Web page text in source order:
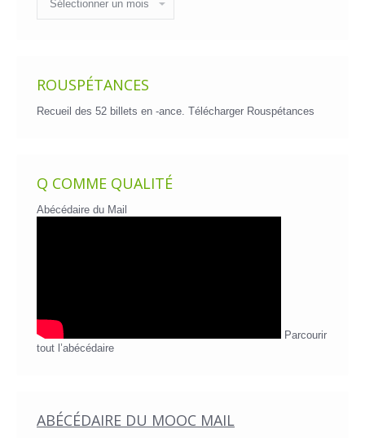
des
billets
ROUSPÉTANCES
Recueil des 52 billets en -ance. Télécharger Rouspétances
Q COMME QUALITÉ
Abécédaire du Mail
Parcourir
tout l’abécédaire
ABÉCÉDAIRE DU MOOC MAIL